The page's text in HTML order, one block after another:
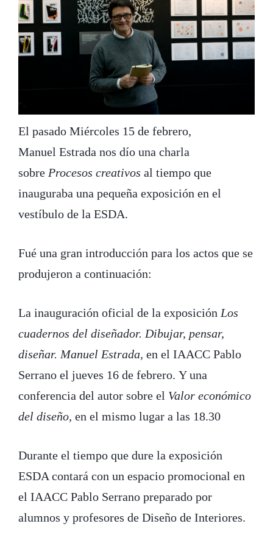
El pasado Miércoles 15 de febrero,
Manuel Estrada nos dío una charla
sobre Procesos creativos al tiempo que
inauguraba una pequeña exposición en el
vestíbulo de la ESDA.
Fué una gran introducción para los actos que se
produjeron a continuación:
La inauguración oficial de la exposición Los
cuadernos del diseñador. Dibujar, pensar,
diseñar. Manuel Estrada, en el IAACC Pablo
Serrano el jueves 16 de febrero. Y una
conferencia del autor sobre el Valor económico
del diseño, en el mismo lugar a las 18.30
Durante el tiempo que dure la exposición
ESDA contará con un espacio promocional en
el IAACC Pablo Serrano preparado por
alumnos y profesores de Diseño de Interiores.